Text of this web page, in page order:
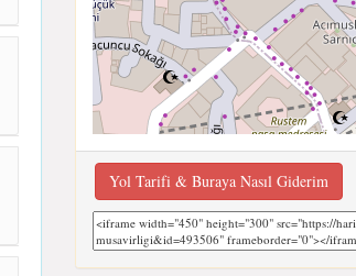
Yol Tarifi & Buraya Nasıl Giderim